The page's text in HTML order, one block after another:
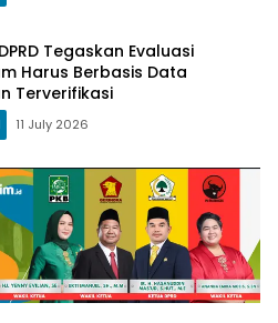
Tegaskan Evaluasi
Harus Berbasis Data
Terverifikasi
11 July 2026